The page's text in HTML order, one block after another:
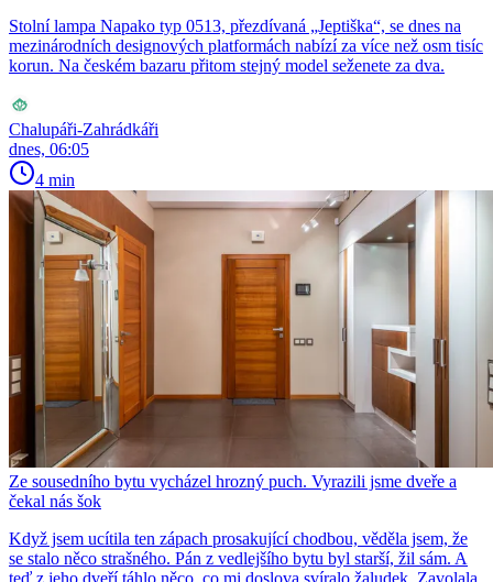
Stolní lampa Napako typ 0513, přezdívaná „Jeptiška“, se dnes na
mezinárodních designových platformách nabízí za více než osm tisíc
korun. Na českém bazaru přitom stejný model seženete za dva.
Chalupáři-Zahrádkáři
dnes, 06:05
4 min
Ze sousedního bytu vycházel hrozný puch. Vyrazili jsme dveře a
čekal nás šok
Když jsem ucítila ten zápach prosakující chodbou, věděla jsem, že
se stalo něco strašného. Pán z vedlejšího bytu byl starší, žil sám. A